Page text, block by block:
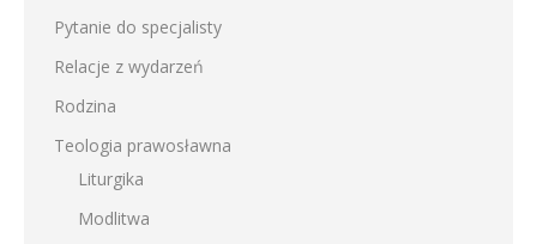
Pytanie do specjalisty
Relacje z wydarzeń
Rodzina
Teologia prawosławna
Liturgika
Modlitwa